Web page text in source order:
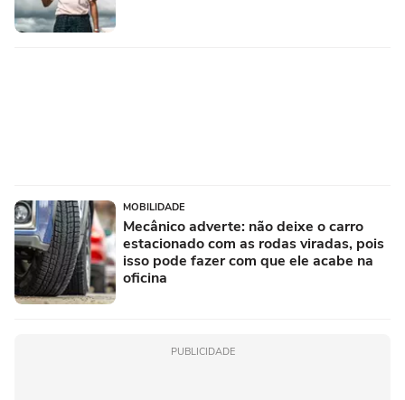
MOBILIDADE
Mecânico adverte: não deixe o carro
estacionado com as rodas viradas, pois
isso pode fazer com que ele acabe na
oficina
PUBLICIDADE